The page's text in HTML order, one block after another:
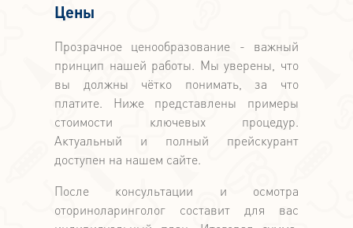
Цены
Прозрачное ценообразование - важный
принцип нашей работы. Мы уверены, что
вы должны чётко понимать, за что
платите. Ниже представлены примеры
стоимости ключевых процедур.
Актуальный и полный прейскурант
доступен на нашем сайте.
После консультации и осмотра
оториноларинголог составит для вас